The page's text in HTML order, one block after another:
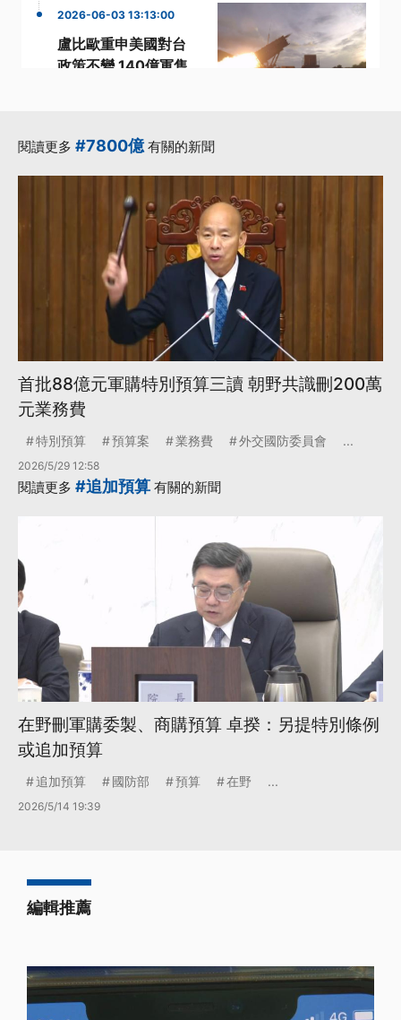
2026-06-03 13:13:00
盧比歐重申美國對台
政策不變 140億軍售
更多...
閱讀更多 #7800億有關的新聞
首批88億元軍購特別預算三讀 朝野共識刪200萬
元業務費
特別預算 預算案 業務費 外交國防委員會 ...
2026/5/29 12:58
閱讀更多 #追加預算 有關的新聞
在野刪軍購委製、商購預算 卓揆：另提特別條例
或追加預算
追加預算 國防部 預算 在野 ...
2026/5/14 19:39
編輯推薦